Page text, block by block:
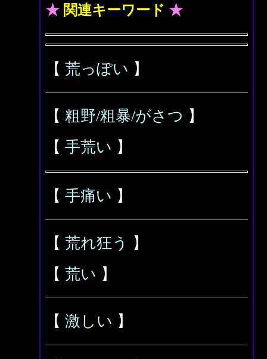
★ 関連キーワード ★
【 荒っぽい 】
【 粗野/粗暴/がさつ 】
【 手荒い 】
【 手痛い 】
【 荒れ狂う
】
【 荒い 】
【 激しい 】